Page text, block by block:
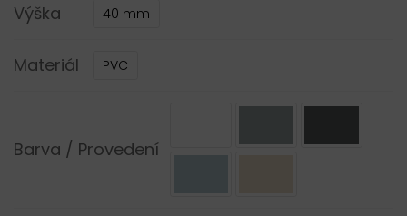
Výška 40 mm
Materiál PVC
Barva / Provedení